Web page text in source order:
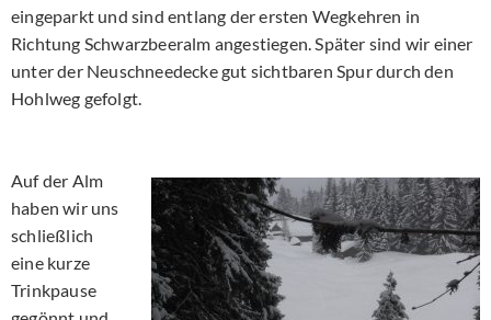
eingeparkt und sind entlang der ersten Wegkehren in
Richtung Schwarzbeeralm angestiegen. Später sind wir einer
unter der Neuschneedecke gut sichtbaren Spur durch den
Hohlweg gefolgt.
Auf der Alm
haben wir uns
schließlich
eine kurze
Trinkpause